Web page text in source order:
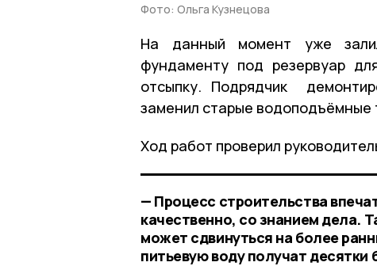
Фото: Ольга Кузнецова
На данный момент уже
фундаменту под резервуар
отсыпку. Подрядчик
заменил старые
Ход работ проверил
— Процесс строительства
качественно, со знанием дела.
может сдвинуться на более
питьевую воду получат десятки